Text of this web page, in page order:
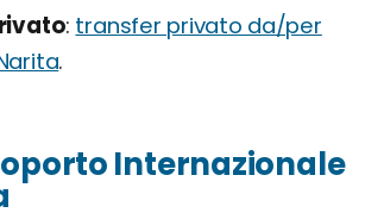
transfer privato da/per
.
Internazionale